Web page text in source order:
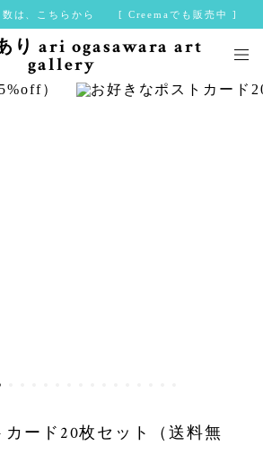
数は、こちらから [ Creemaでも販売中 ]
ード20枚セット（送料無